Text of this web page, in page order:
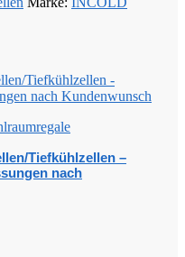
Tiefkühlzellen –
nach